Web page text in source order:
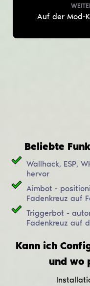
Auf der Mod-
Beliebte
Wallhack, ESP,
hervor
Aimbot -
Fadenkreuz auf
Triggerbot -
Fadenkreuz auf
Kann ich
und wo